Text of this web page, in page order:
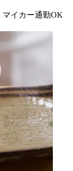
マイカー通勤OK